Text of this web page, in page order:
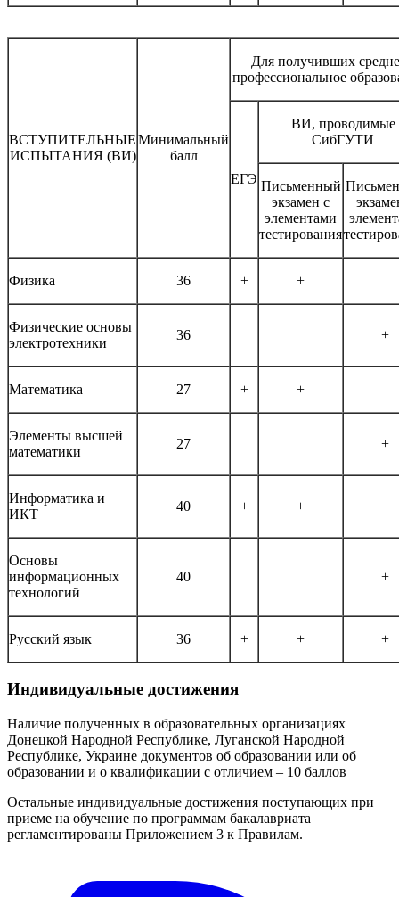
ВСТУПИТЕЛЬНЫЕ
ИСПЫТАНИЯ (ВИ)
Минимальный
балл
Для получивших
профессиональное
ЕГЭ
ВИ, проводимые
СибГУТИ
Письменный
экзамен с
элементами
тестирования
Физика 36 + +
Физические основы
электротехники
36 +
Математика 27 + +
Элементы высшей
математики
27 +
Информатика и
ИКТ
40 + +
Основы
информационных
технологий
40 +
Русский язык 36 + + +
Индивидуальные достижения
Наличие полученных в образовательных организациях
Донецкой Народной Республике, Луганской Народной
Республике, Украине документов об образовании или об
образовании и о квалификации с отличием – 10 баллов
Остальные индивидуальные достижения поступающих при
приеме на обучение по программам бакалавриата
регламентированы Приложением 3 к Правилам.